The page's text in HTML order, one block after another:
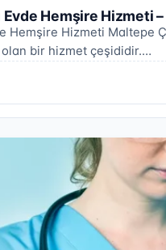
Hemşire Hizmeti
Hemşire Hizmeti Maltepe
bir hizmet çeşididir.…